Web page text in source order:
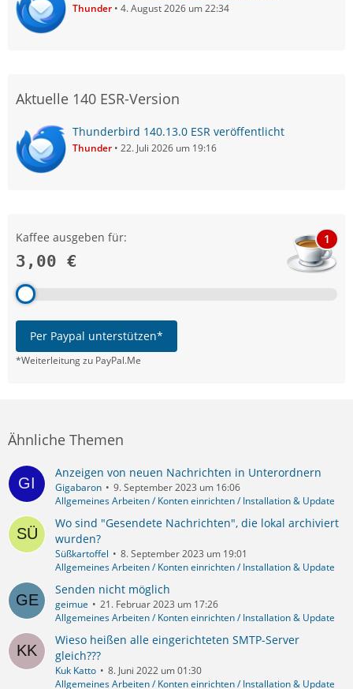
Thunder 4. August 2026 um 22:34
Aktuelle 140 ESR-Version
Thunderbird 140.13.0 ESR veröffentlicht
Thunder 22. Juli 2026 um 19:16
Kaffee ausgeben für:
3,00 €
1
Per Paypal unterstützen*
*Weiterleitung zu PayPal.Me
Ähnliche Themen
Anzeigen von neuen Nachrichten in Unterordnern
Gigabaron
9. September 2023 um 16:06
Allgemeines Arbeiten / Konten einrichten / Installation & Update
Wo sind "Gesendete Nachrichten", die lokal archiviert
wurden?
Süßkartoffel
8. September 2023 um 19:01
Allgemeines Arbeiten / Konten einrichten / Installation & Update
Senden nicht möglich
geimue
21. Februar 2023 um 17:26
Allgemeines Arbeiten / Konten einrichten / Installation & Update
Wieso heißen alle eingerichteten SMTP-Server
gleich???
Kuk Katto
8. Juni 2022 um 01:30
Allgemeines Arbeiten / Konten einrichten / Installation & Update